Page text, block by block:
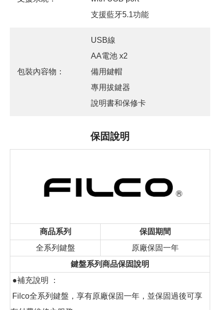
支援藍牙5.1功能
包裝內容物：
USB線
AA電池 x2
備用鍵帽
專用拔鍵器
說明書和保修卡
保固說明
商品系列
保固期間
全系列鍵盤
原廠保固一年
鍵盤系列商品保固說明
●補充說明 ：
Filco全系列鍵盤，享有原廠保固一年，並保固過後可享